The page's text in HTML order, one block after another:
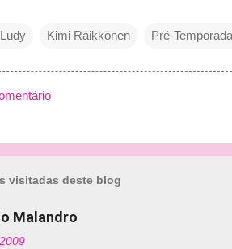
Kimi Räikkönen Pré-
visitadas deste blog
Malandro